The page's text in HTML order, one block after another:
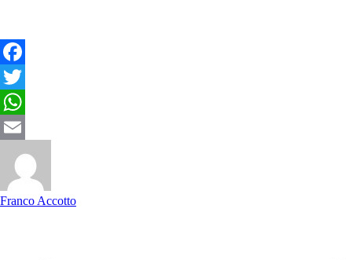
Facebook
Twitter
WhatsApp
Email
Franco Accotto